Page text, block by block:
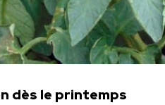
dès le printemps